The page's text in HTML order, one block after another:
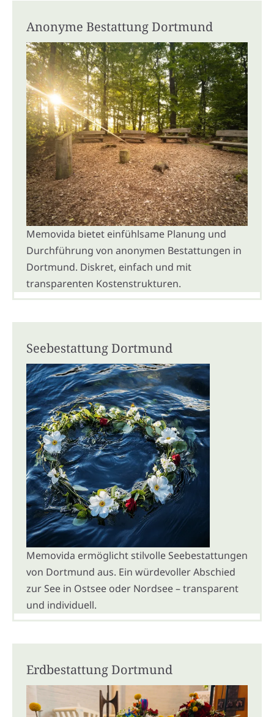
Anonyme Bestattung Dortmund
Memovida bietet einfühlsame Planung und
Durchführung von anonymen Bestattungen in
Dortmund. Diskret, einfach und mit
transparenten Kostenstrukturen.
Seebestattung Dortmund
Memovida ermöglicht stilvolle Seebestattungen
von Dortmund aus. Ein würdevoller Abschied
zur See in Ostsee oder Nordsee – transparent
und individuell.
Erdbestattung Dortmund